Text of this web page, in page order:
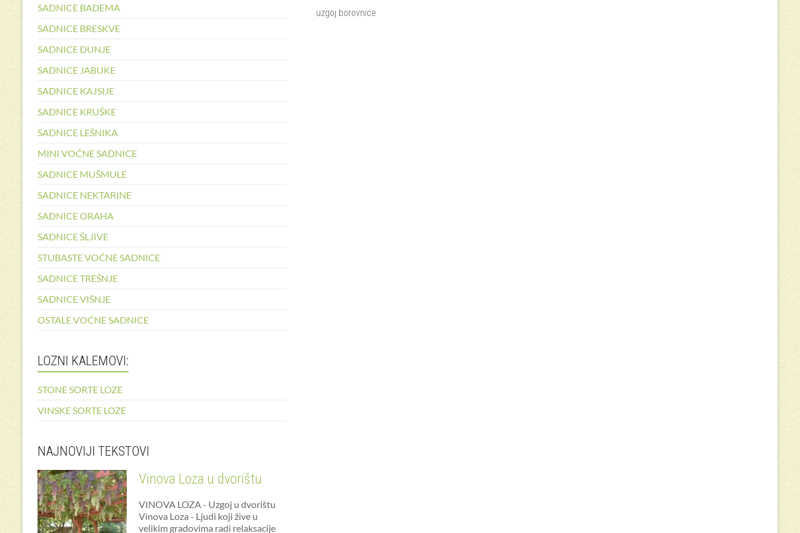
uzgoj borovnice
SADNICE BADEMA
SADNICE BRESKVE
SADNICE DUNJE
SADNICE JABUKE
SADNICE KAJSIJE
SADNICE KRUŠKE
SADNICE LEŠNIKA
MINI VOĆNE SADNICE
SADNICE MUŠMULE
SADNICE NEKTARINE
SADNICE ORAHA
SADNICE ŠLJIVE
STUBASTE VOĆNE SADNICE
SADNICE TREŠNJE
SADNICE VIŠNJE
OSTALE VOĆNE SADNICE
LOZNI KALEMOVI:
STONE SORTE LOZE
VINSKE SORTE LOZE
NAJNOVIJI TEKSTOVI
Vinova Loza u dvorištu
VINOVA LOZA - Uzgoj u dvorištu
Vinova Loza - Ljudi koji žive u
velikim gradovima radi relaksacije